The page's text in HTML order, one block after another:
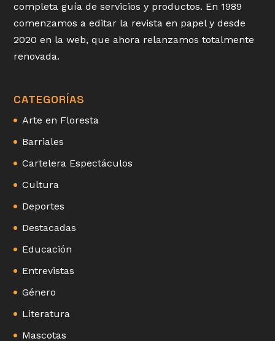
completa guía de servicios y productos. En 1989
comenzamos a editar la revista en papel y desde
2020 en la web, que ahora relanzamos totalmente
renovada.
CATEGORÍAS
Arte en Floresta
Barriales
Cartelera Espectáculos
Cultura
Deportes
Destacadas
Educación
Entrevistas
Género
Literatura
Mascotas